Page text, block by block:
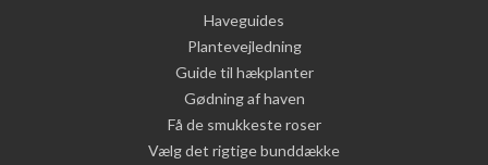
Haveguides
Plantevejledning
Guide til hækplanter
Gødning af haven
Få de smukkeste roser
Vælg det rigtige bunddække